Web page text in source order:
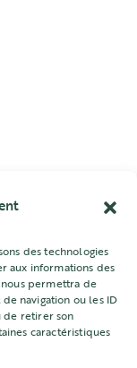
des technologies
aux informations des
permettra de
navigation ou les ID
de retirer son
caractéristiques